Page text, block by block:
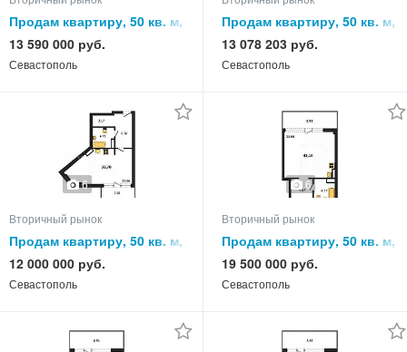
Продам квартиру, 50 кв. м,
этаж
13 590 000 руб.
Севастополь
Продам квартиру, 50 кв. м,
этаж
13 078 203 руб.
Севастополь
6
Вторичный рынок
Продам квартиру, 50 кв. м,
этаж
12 000 000 руб.
Севастополь
6
Вторичный рынок
Продам квартиру, 50 кв. м,
этаж
19 500 000 руб.
Севастополь